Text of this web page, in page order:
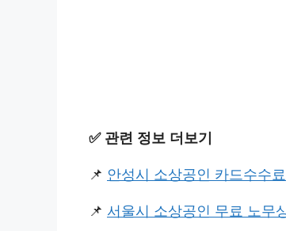
✅️ 관련 정보 더보기
📌 안성시 소상공인 카드수수
📌 서울시 소상공인 무료 노무